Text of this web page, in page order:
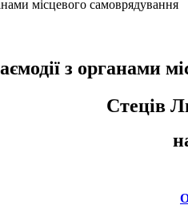
місцевого самоврядування
з органами
Стеців